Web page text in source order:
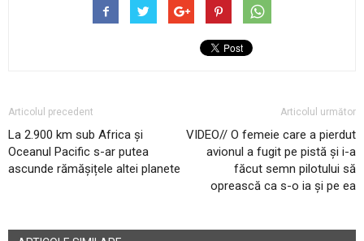
Articolul precedent
La 2.900 km sub Africa și
Oceanul Pacific s-ar putea
ascunde rămășițele altei planete
Articolul următor
VIDEO// O femeie care a pierdut
avionul a fugit pe pistă și i-a
făcut semn pilotului să
oprească ca s-o ia și pe ea